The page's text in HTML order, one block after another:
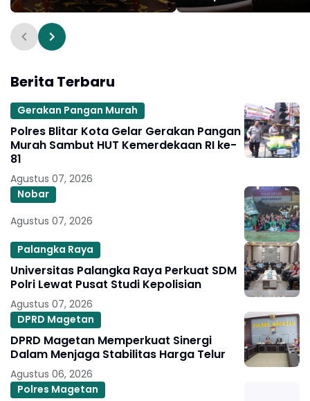
Perdamaian Dunia
Melalui PBB
Polri Tingkatkan
Berita Terbaru
Gerakan Pangan Murah
Polres Blitar Kota Gelar Gerakan Pangan
Murah Sambut HUT Kemerdekaan RI ke-
81
Agustus 07, 2026
Nobar
Agustus 07, 2026
Palangka Raya
Universitas Palangka Raya Perkuat SDM
Polri Lewat Pusat Studi Kepolisian
Agustus 07, 2026
DPRD Magetan
DPRD Magetan Memperkuat Sinergi
Dalam Menjaga Stabilitas Harga Telur
Agustus 06, 2026
Polres Magetan